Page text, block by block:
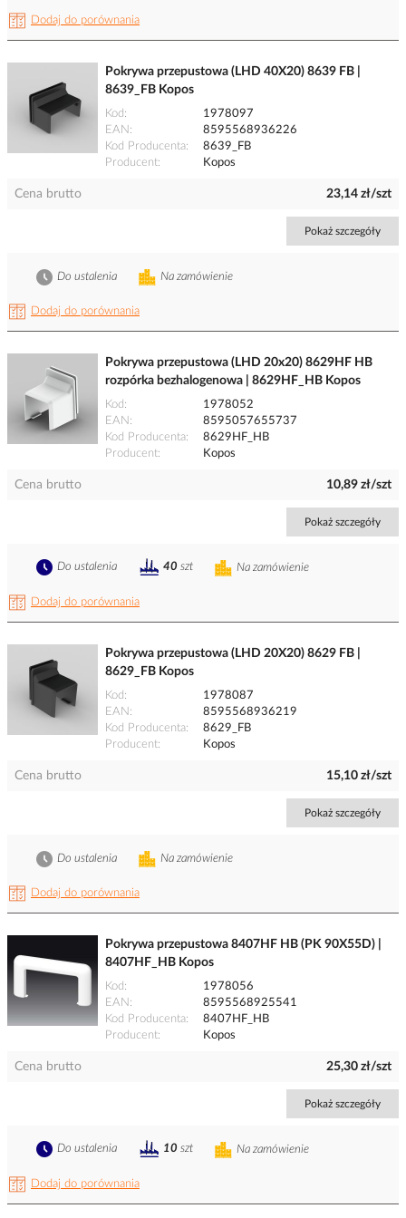
Dodaj do porównania
Pokrywa przepustowa (LHD 40X20) 8639 FB |
8639_FB Kopos
Kod
1978097
EAN
8595568936226
Kod Producenta
8639_FB
Producent
Kopos
Cena brutto 23,14 zł/szt
Pokaż szczegóły
Dodaj do porównania
Na zamówienie
Do ustalenia
Pokrywa przepustowa (LHD 20x20) 8629HF HB
rozpórka bezhalogenowa | 8629HF_HB Kopos
Kod
1978052
EAN
8595057655737
Kod Producenta
8629HF_HB
Producent
Kopos
Cena brutto 10,89 zł/szt
Pokaż szczegóły
Dodaj do porównania
Na zamówienie
Do ustalenia 40 szt
Pokrywa przepustowa (LHD 20X20) 8629 FB |
8629_FB Kopos
Kod
1978087
EAN
8595568936219
Kod Producenta
8629_FB
Producent
Kopos
Cena brutto 15,10 zł/szt
Pokaż szczegóły
Dodaj do porównania
Na zamówienie
Do ustalenia
Pokrywa przepustowa 8407HF HB (PK 90X55D) |
8407HF_HB Kopos
Kod
1978056
EAN
8595568925541
Kod Producenta
8407HF_HB
Producent
Kopos
Cena brutto 25,30 zł/szt
Pokaż szczegóły
Dodaj do porównania
Na zamówienie
Do ustalenia 10 szt